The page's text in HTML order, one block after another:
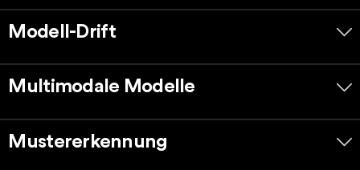
Modell-Drift
Multimodale Modelle
Mustererkennung